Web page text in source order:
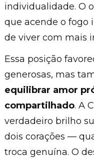
individualidade. O
que acende o fogo
de viver com mais
Essa posição
generosas, mas
equilibrar amor
compartilhado. A
verdadeiro brilho
dois corações —
troca genuína. O